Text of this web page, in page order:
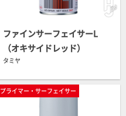
ファインサーフェイサーL
（オキサイドレッド）
タミヤ
プライマー・サーフェイサー